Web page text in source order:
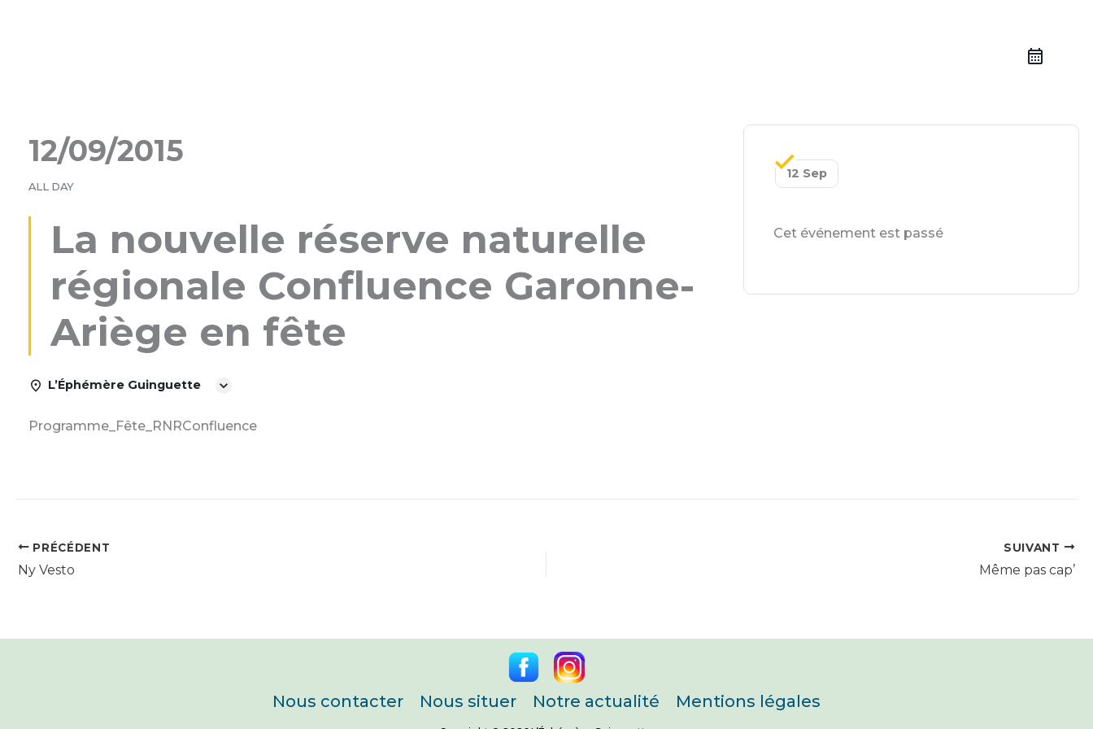
12/09/2015
ALL DAY
La nouvelle réserve naturelle
régionale Confluence Garonne-
Ariège en fête
L’Éphémère Guinguette
Programme_Fête_RNRConfluence
12 Sep
Cet événement est passé
PRÉCÉDENT
Ny Vesto
SUIVANT
Même pas cap’
Nous contacter Nous situer Notre actualité Mentions légales